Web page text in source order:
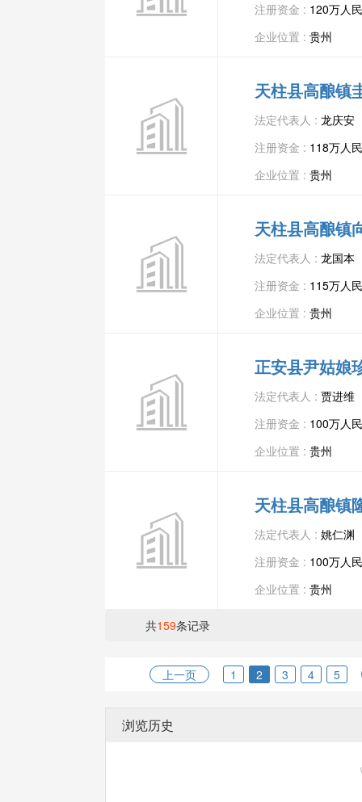
注册资金 : 120万人
企业位置 : 贵州
天柱县高酿镇
法定代表人 : 龙庆安
注册资金 : 118万人
企业位置 : 贵州
天柱县高酿镇
法定代表人 : 龙国本
注册资金 : 115万人
企业位置 : 贵州
正安县尹姑娘
法定代表人 : 贾进维
注册资金 : 100万人
企业位置 : 贵州
天柱县高酿镇
法定代表人 : 姚仁渊
注册资金 : 100万人
企业位置 : 贵州
共159条记录
上一页 1 2 3 4 5
浏览历史